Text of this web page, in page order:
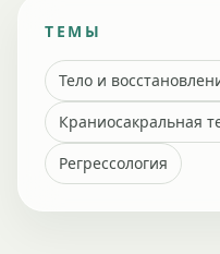
ТЕМЫ
Тело и
Краниосакральная
Регрессология